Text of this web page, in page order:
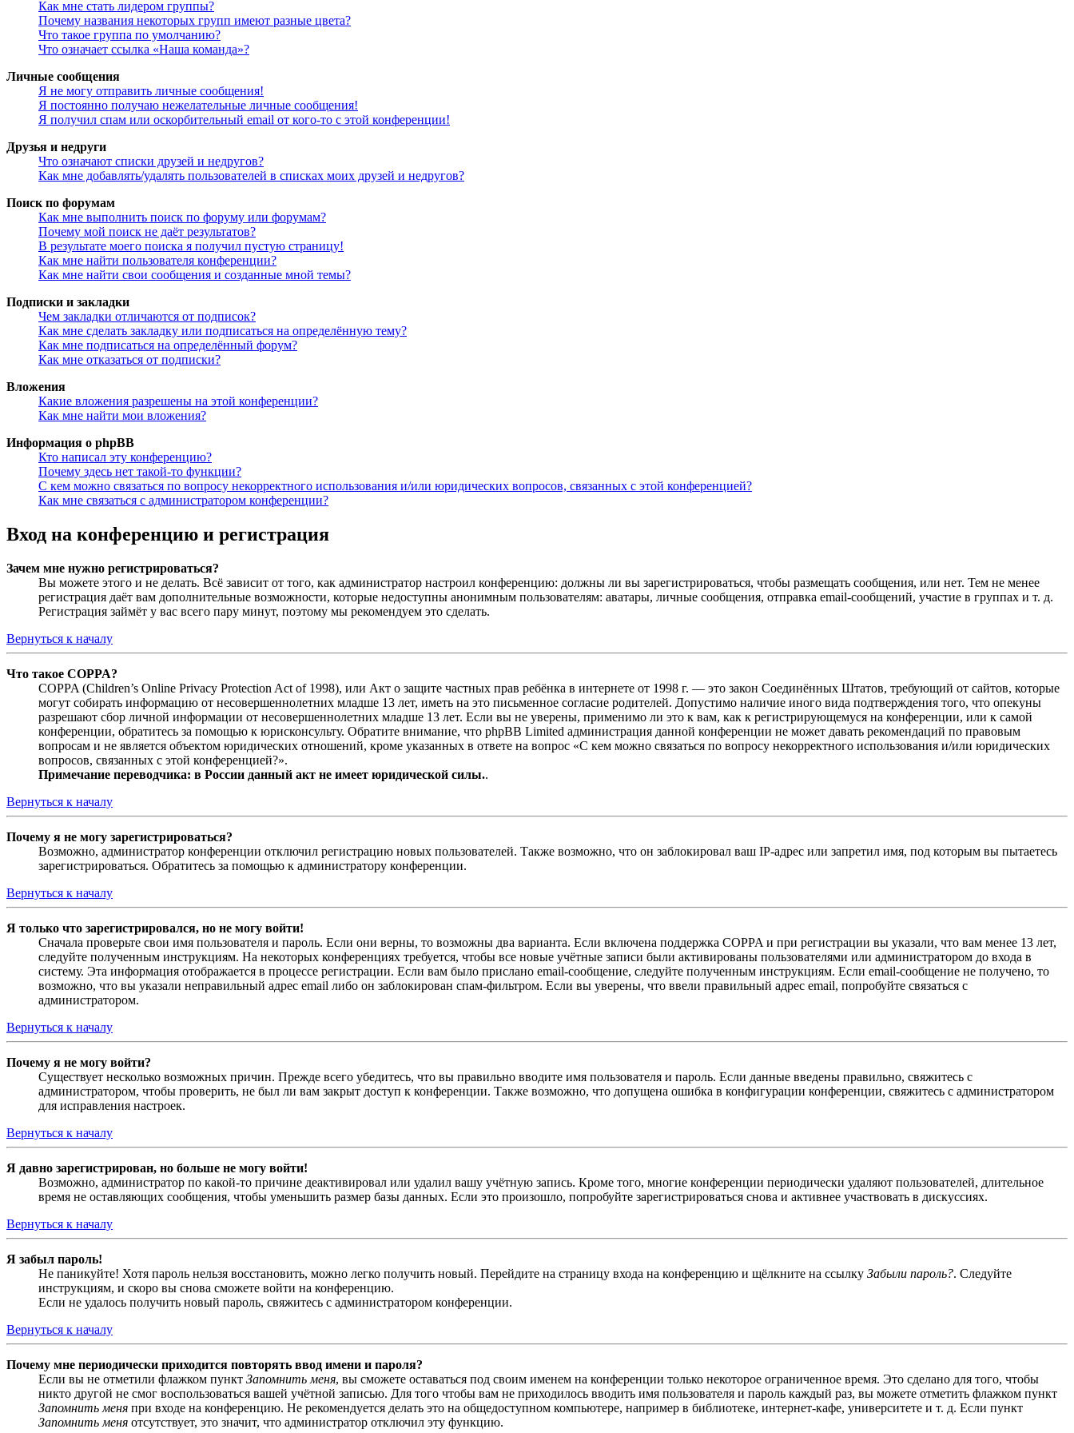
Как мне стать лидером группы?
Почему названия некоторых групп имеют разные цвета?
Что такое группа по умолчанию?
Что означает ссылка «Наша команда»?
Личные сообщения
Я не могу отправить личные сообщения!
Я постоянно получаю нежелательные личные сообщения!
Я получил спам или оскорбительный email от кого-то с этой конференции!
Друзья и недруги
Что означают списки друзей и недругов?
Как мне добавлять/удалять пользователей в списках моих друзей и недругов?
Поиск по форумам
Как мне выполнить поиск по форуму или форумам?
Почему мой поиск не даёт результатов?
В результате моего поиска я получил пустую страницу!
Как мне найти пользователя конференции?
Как мне найти свои сообщения и созданные мной темы?
Подписки и закладки
Чем закладки отличаются от подписок?
Как мне сделать закладку или подписаться на определённую тему?
Как мне подписаться на определённый форум?
Как мне отказаться от подписки?
Вложения
Какие вложения разрешены на этой конференции?
Как мне найти мои вложения?
Информация о phpBB
Кто написал эту конференцию?
Почему здесь нет такой-то функции?
С кем можно связаться по вопросу некорректного использования и/или юридических вопросов, связанных с этой конференцией?
Как мне связаться с администратором конференции?
Вход на конференцию и регистрация
Зачем мне нужно регистрироваться?
Вы можете этого и не делать. Всё зависит от того, как администратор настроил конференцию: должны ли вы зарегистрироваться, чтобы размещать сообщения, или нет. Тем не менее
регистрация даёт вам дополнительные возможности, которые недоступны анонимным пользователям: аватары, личные сообщения, отправка email-сообщений, участие в группах и т. д.
Регистрация займёт у вас всего пару минут, поэтому мы рекомендуем это сделать.
Вернуться к началу
Что такое COPPA?
COPPA (Children’s Online Privacy Protection Act of 1998), или Акт о защите частных прав ребёнка в интернете от 1998 г. — это закон Соединённых Штатов, требующий от сайтов, которые
могут собирать информацию от несовершеннолетних младше 13 лет, иметь на это письменное согласие родителей. Допустимо наличие иного вида подтверждения того, что опекуны
разрешают сбор личной информации от несовершеннолетних младше 13 лет. Если вы не уверены, применимо ли это к вам, как к регистрирующемуся на конференции, или к самой
конференции, обратитесь за помощью к юрисконсульту. Обратите внимание, что phpBB Limited администрация данной конференции не может давать рекомендаций по правовым
вопросам и не является объектом юридических отношений, кроме указанных в ответе на вопрос «С кем можно связаться по вопросу некорректного использования и/или юридических
вопросов, связанных с этой конференцией?».
Примечание переводчика: в России данный акт не имеет юридической силы..
Вернуться к началу
Почему я не могу зарегистрироваться?
Возможно, администратор конференции отключил регистрацию новых пользователей. Также возможно, что он заблокировал ваш IP-адрес или запретил имя, под которым вы пытаетесь
зарегистрироваться. Обратитесь за помощью к администратору конференции.
Вернуться к началу
Я только что зарегистрировался, но не могу войти!
Сначала проверьте свои имя пользователя и пароль. Если они верны, то возможны два варианта. Если включена поддержка COPPA и при регистрации вы указали, что вам менее 13 лет,
следуйте полученным инструкциям. На некоторых конференциях требуется, чтобы все новые учётные записи были активированы пользователями или администратором до входа в
систему. Эта информация отображается в процессе регистрации. Если вам было прислано email-сообщение, следуйте полученным инструкциям. Если email-сообщение не получено, то
возможно, что вы указали неправильный адрес email либо он заблокирован спам-фильтром. Если вы уверены, что ввели правильный адрес email, попробуйте связаться с
администратором.
Вернуться к началу
Почему я не могу войти?
Существует несколько возможных причин. Прежде всего убедитесь, что вы правильно вводите имя пользователя и пароль. Если данные введены правильно, свяжитесь с
администратором, чтобы проверить, не был ли вам закрыт доступ к конференции. Также возможно, что допущена ошибка в конфигурации конференции, свяжитесь с администратором
для исправления настроек.
Вернуться к началу
Я давно зарегистрирован, но больше не могу войти!
Возможно, администратор по какой-то причине деактивировал или удалил вашу учётную запись. Кроме того, многие конференции периодически удаляют пользователей, длительное
время не оставляющих сообщения, чтобы уменьшить размер базы данных. Если это произошло, попробуйте зарегистрироваться снова и активнее участвовать в дискуссиях.
Вернуться к началу
Я забыл пароль!
Не паникуйте! Хотя пароль нельзя восстановить, можно легко получить новый. Перейдите на страницу входа на конференцию и щёлкните на ссылку Забыли пароль?. Следуйте
инструкциям, и скоро вы снова сможете войти на конференцию.
Если не удалось получить новый пароль, свяжитесь с администратором конференции.
Вернуться к началу
Почему мне периодически приходится повторять ввод имени и пароля?
Если вы не отметили флажком пункт Запомнить меня, вы сможете оставаться под своим именем на конференции только некоторое ограниченное время. Это сделано для того, чтобы
никто другой не смог воспользоваться вашей учётной записью. Для того чтобы вам не приходилось вводить имя пользователя и пароль каждый раз, вы можете отметить флажком пункт
Запомнить меня при входе на конференцию. Не рекомендуется делать это на общедоступном компьютере, например в библиотеке, интернет-кафе, университете и т. д. Если пункт
Запомнить меня отсутствует, это значит, что администратор отключил эту функцию.